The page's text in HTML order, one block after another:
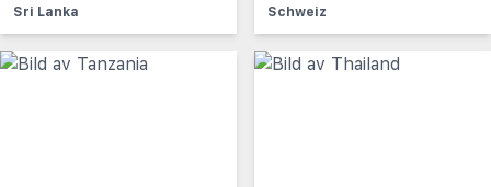
Sri Lanka Schweiz